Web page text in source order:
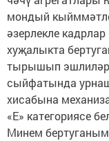
мондый
әзерлекле
хуҗалыкта
тырышып
сыйфатында
хисабына
«Е» категориясе
Минем